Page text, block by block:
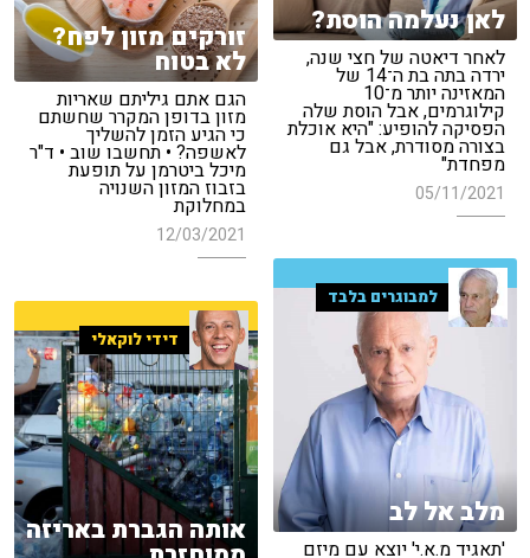
לאן נעלמה הוסת?
לאחר דיאטה של חצי שנה,
ירדה בתה בת ה־14 של
המאזינה יותר מ־10
קילוגרמים, אבל הוסת שלה
הפסיקה להופיע: "היא אוכלת
בצורה מסודרת, אבל גם
מפחדת"
05/11/2021
זורקים מזון לפח?
לא בטוח
הגם אתם גיליתם שאריות
מזון בדופן המקרר שחשתם
כי הגיע הזמן להשליך
לאשפה? • תחשבו שוב • ד"ר
מיכל ביטרמן על תופעת
בזבוז המזון השנויה
במחלוקת
12/03/2021
למבוגרים בלבד
מלב אל לב
'תאגיד מ.א.י' יוצא עם מיזם
דידי לוקאלי
אותה הגברת באריזה